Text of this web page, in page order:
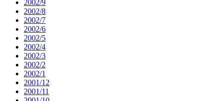
2002/9
2002/8
2002/7
2002/6
2002/5
2002/4
2002/3
2002/2
2002/1
2001/12
2001/11